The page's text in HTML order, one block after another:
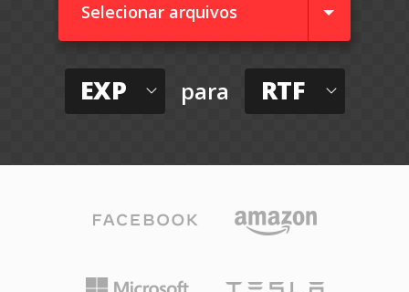
Selecionar arquivos
EXP para RTF